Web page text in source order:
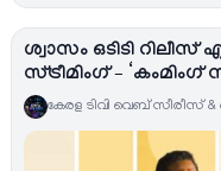
ശ്വാസം ഒടിടി
സ്ട്രീമിംഗ് –
കേരള ടിവി വെബ് സീരീസ് &